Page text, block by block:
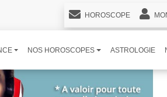
HOROSCOPE
NOS HOROSCOPES ASTROLOGIE